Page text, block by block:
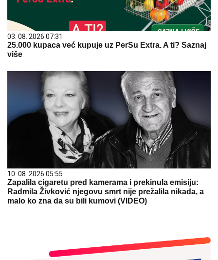
03. 08. 2026 07:31
25.000 kupaca već kupuje uz PerSu Extra. A ti? Saznaj
više
10. 08. 2026 05:55
Zapalila cigaretu pred kamerama i prekinula emisiju:
Radmila Živković njegovu smrt nije prežalila nikada, a
malo ko zna da su bili kumovi (VIDEO)